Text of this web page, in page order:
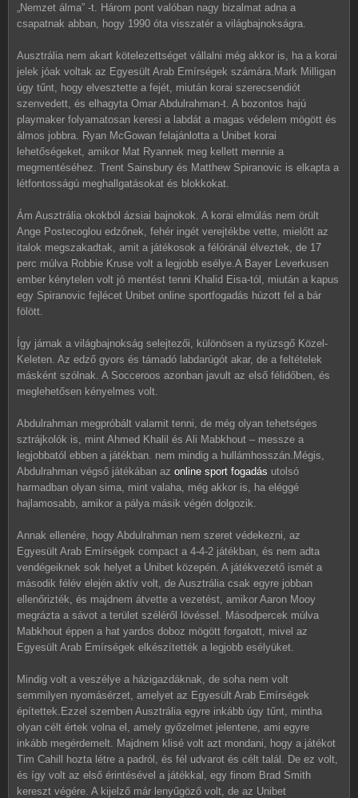
„Nemzet álma” -t. Három pont valóban nagy bizalmat adna a
csapatnak abban, hogy 1990 óta visszatér a világbajnokságra.
Ausztrália nem akart kötelezettséget vállalni még akkor is, ha a korai
jelek jóak voltak az Egyesült Arab Emírségek számára.Mark Milligan
úgy tűnt, hogy elvesztette a fejét, miután korai szerecsendiót
szenvedett, és elhagyta Omar Abdulrahman-t. A bozontos hajú
playmaker folyamatosan keresi a labdát a magas védelem mögött és
álmos jobbra. Ryan McGowan felajánlotta a Unibet korai
lehetőségeket, amikor Mat Ryannek meg kellett mennie a
megmentéséhez. Trent Sainsbury és Matthew Spiranovic is elkapta a
létfontosságú meghallgatásokat és blokkokat.
Ám Ausztrália okokból ázsiai bajnokok. A korai elmúlás nem örült
Ange Postecoglou edzőnek, fehér ingét verejtékbe vette, mielőtt az
italok megszakadtak, amit a játékosok a félóránál élveztek, de 17
perc múlva Robbie Kruse volt a legjobb esélye.A Bayer Leverkusen
ember kénytelen volt jó mentést tenni Khalid Eisa-tól, miután a kapus
egy Spiranovic fejlécet Unibet online sportfogadás húzott fel a bár
fölött.
Így járnak a világbajnokság selejtezői, különösen a nyüzsgő Közel-
Keleten. Az edző gyors és támadó labdarúgót akar, de a feltételek
másként szólnak. A Socceroos azonban javult az első félidőben, és
meglehetősen kényelmes volt.
Abdulrahman megpróbált valamit tenni, de még olyan tehetséges
sztrájkolók is, mint Ahmed Khalil és Ali Mabkhout – messze a
legjobbatól ebben a játékban. nem mindig a hullámhosszán.Mégis,
Abdulrahman végső játékában az online sport fogadás utolsó
harmadban olyan sima, mint valaha, még akkor is, ha eléggé
hajlamosabb, amikor a pálya másik végén dolgozik.
Annak ellenére, hogy Abdulrahman nem szeret védekezni, az
Egyesült Arab Emírségek compact a 4-4-2 játékban, és nem adta
vendégeiknek sok helyet a Unibet közepén. A játékvezető ismét a
második félév elején aktív volt, de Ausztrália csak egyre jobban
ellenőrizték, és majdnem átvette a vezetést, amikor Aaron Mooy
megrázta a sávot a terület széléről lövéssel. Másodpercek múlva
Mabkhout éppen a hat yardos doboz mögött forgatott, mivel az
Egyesült Arab Emírségek elkészítették a legjobb esélyüket.
Mindig volt a veszélye a házigazdáknak, de soha nem volt
semmilyen nyomásérzet, amelyet az Egyesült Arab Emírségek
építettek.Ezzel szemben Ausztrália egyre inkább úgy tűnt, mintha
olyan célt értek volna el, amely győzelmet jelentene, ami egyre
inkább megérdemelt. Majdnem klisé volt azt mondani, hogy a játékot
Tim Cahill hozta létre a padról, és fél udvarot és célt talál. De ez volt,
és így volt az első érintésével a játékkal, egy finom Brad Smith
kereszt végére. A kijelző már lenyűgöző volt, de az Unibet